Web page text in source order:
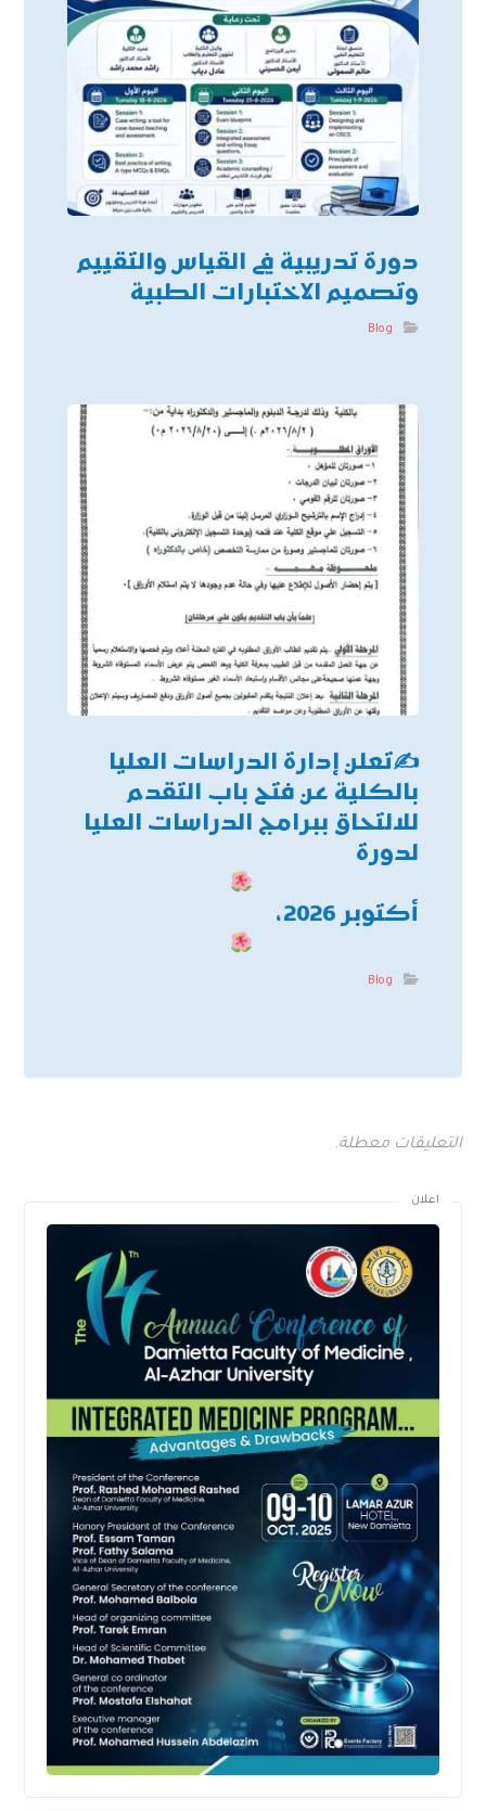
دورة تدريبية في القياس والتقييم
وتصميم الاختبارات الطبية
Blog
✍تعلن إدارة الدراسات العليا
بالكلية عن فتح باب التقدم
للالتحاق ببرامج الدراسات العليا
لدورة
أكتوبر 2026،
Blog
التعليقات معطلة.
اعلان